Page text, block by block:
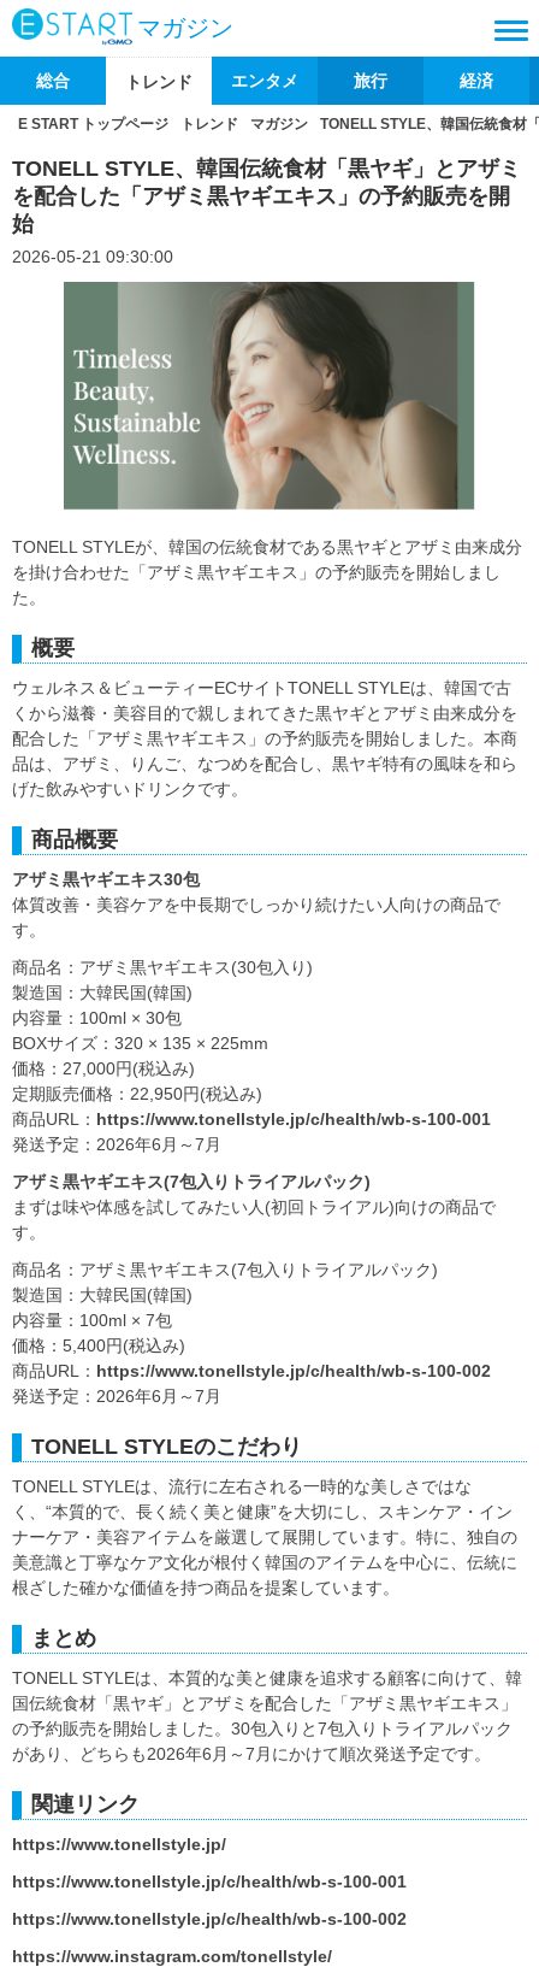
マガジン
総合 トレンド エンタメ 旅行 経済
E START トップページ トレンド マガジン TONELL STYLE、韓国伝統食材
TONELL STYLE、韓国伝統食材「黒ヤギ」とアザミ
を配合した「アザミ黒ヤギエキス」の予約販売を開
始
2026-05-21 09:30:00
TONELL STYLEが、韓国の伝統食材である黒ヤギとアザミ由来成分
を掛け合わせた「アザミ黒ヤギエキス」の予約販売を開始しまし
た。
概要
ウェルネス＆ビューティーECサイトTONELL STYLEは、韓国で古
くから滋養・美容目的で親しまれてきた黒ヤギとアザミ由来成分を
配合した「アザミ黒ヤギエキス」の予約販売を開始しました。本商
品は、アザミ、りんご、なつめを配合し、黒ヤギ特有の風味を和ら
げた飲みやすいドリンクです。
商品概要
アザミ黒ヤギエキス30包
体質改善・美容ケアを中長期でしっかり続けたい人向けの商品で
す。
商品名：アザミ黒ヤギエキス(30包入り)
製造国：大韓民国(韓国)
内容量：100ml × 30包
BOXサイズ：320 × 135 × 225mm
価格：27,000円(税込み)
定期販売価格：22,950円(税込み)
商品URL： https://www.tonellstyle.jp/c/health/wb-s-100-001
発送予定：2026年6月～7月
アザミ黒ヤギエキス(7包入りトライアルパック)
まずは味や体感を試してみたい人(初回トライアル)向けの商品で
す。
商品名：アザミ黒ヤギエキス(7包入りトライアルパック)
製造国：大韓民国(韓国)
内容量：100ml × 7包
価格：5,400円(税込み)
商品URL： https://www.tonellstyle.jp/c/health/wb-s-100-002
発送予定：2026年6月～7月
TONELL STYLEのこだわり
TONELL STYLEは、流行に左右される一時的な美しさではな
く、“本質的で、長く続く美と健康”を大切にし、スキンケア・イン
ナーケア・美容アイテムを厳選して展開しています。特に、独自の
美意識と丁寧なケア文化が根付く韓国のアイテムを中心に、伝統に
根ざした確かな価値を持つ商品を提案しています。
まとめ
TONELL STYLEは、本質的な美と健康を追求する顧客に向けて、韓
国伝統食材「黒ヤギ」とアザミを配合した「アザミ黒ヤギエキス」
の予約販売を開始しました。30包入りと7包入りトライアルパック
があり、どちらも2026年6月～7月にかけて順次発送予定です。
関連リンク
https://www.tonellstyle.jp/
https://www.tonellstyle.jp/c/health/wb-s-100-001
https://www.tonellstyle.jp/c/health/wb-s-100-002
https://www.instagram.com/tonellstyle/